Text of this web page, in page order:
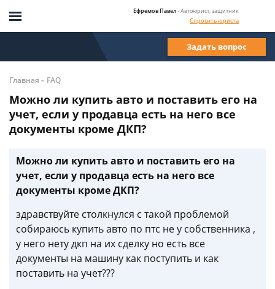
Ефремов Павел- Автоюрист, защитник
Спросить юриста
Задать вопрос
Главная - FAQ
Можно ли купить авто и поставить его на
учет, если у продавца есть на него все
документы кроме ДКП?
Можно ли купить авто и поставить его на
учет, если у продавца есть на него все
документы кроме ДКП?
здравствуйте столкнулся с такой проблемой
собираюсь купить авто по птс не у собственника ,
у него нету дкп на их сделку но есть все
документы на машину как поступить и как
поставить на учет???